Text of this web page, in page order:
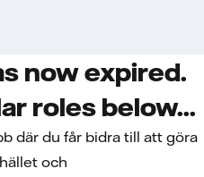
now expired.
roles below...
där du får bidra till att göra
och